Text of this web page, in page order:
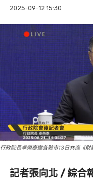
2025-09-12 15:30
行政院長卓榮泰邀各縣市13日共商《財
記者張向北 / 綜合